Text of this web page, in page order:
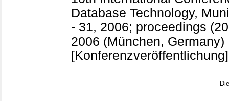
Database Technology,
- 31, 2006; proceedings
2006 (München, Germany)
[Konferenzveröffentlichung]